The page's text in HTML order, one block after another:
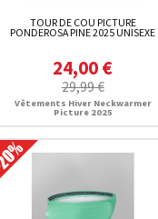
TOUR DE COU PICTURE
PONDEROSA PINE 2025 UNISEXE
24,00 €
29,99 €
Vêtements Hiver Neckwarmer
Picture 2025